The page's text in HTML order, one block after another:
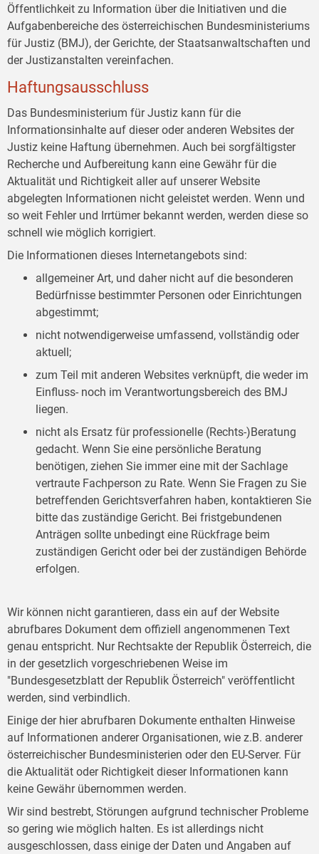
Öffentlichkeit zu Information über die Initiativen und die
Aufgabenbereiche des österreichischen Bundesministeriums
für Justiz (BMJ), der Gerichte, der Staatsanwaltschaften und
der Justizanstalten vereinfachen.
Haftungsausschluss
Das Bundesministerium für Justiz kann für die
Informationsinhalte auf dieser oder anderen Websites der
Justiz keine Haftung übernehmen. Auch bei sorgfältigster
Recherche und Aufbereitung kann eine Gewähr für die
Aktualität und Richtigkeit aller auf unserer Website
abgelegten Informationen nicht geleistet werden. Wenn und
so weit Fehler und Irrtümer bekannt werden, werden diese so
schnell wie möglich korrigiert.
Die Informationen dieses Internetangebots sind:
allgemeiner Art, und daher nicht auf die besonderen
Bedürfnisse bestimmter Personen oder Einrichtungen
abgestimmt;
nicht notwendigerweise umfassend, vollständig oder
aktuell;
zum Teil mit anderen Websites verknüpft, die weder im
Einfluss- noch im Verantwortungsbereich des BMJ
liegen.
nicht als Ersatz für professionelle (Rechts-)Beratung
gedacht. Wenn Sie eine persönliche Beratung
benötigen, ziehen Sie immer eine mit der Sachlage
vertraute Fachperson zu Rate. Wenn Sie Fragen zu Sie
betreffenden Gerichtsverfahren haben, kontaktieren Sie
bitte das zuständige Gericht. Bei fristgebundenen
Anträgen sollte unbedingt eine Rückfrage beim
zuständigen Gericht oder bei der zuständigen Behörde
erfolgen.
Wir können nicht garantieren, dass ein auf der Website
abrufbares Dokument dem offiziell angenommenen Text
genau entspricht. Nur Rechtsakte der Republik Österreich, die
in der gesetzlich vorgeschriebenen Weise im
"Bundesgesetzblatt der Republik Österreich" veröffentlicht
werden, sind verbindlich.
Einige der hier abrufbaren Dokumente enthalten Hinweise
auf Informationen anderer Organisationen, wie z.B. anderer
österreichischer Bundesministerien oder den EU-Server. Für
die Aktualität oder Richtigkeit dieser Informationen kann
keine Gewähr übernommen werden.
Wir sind bestrebt, Störungen aufgrund technischer Probleme
so gering wie möglich halten. Es ist allerdings nicht
ausgeschlossen, dass einige der Daten und Angaben auf